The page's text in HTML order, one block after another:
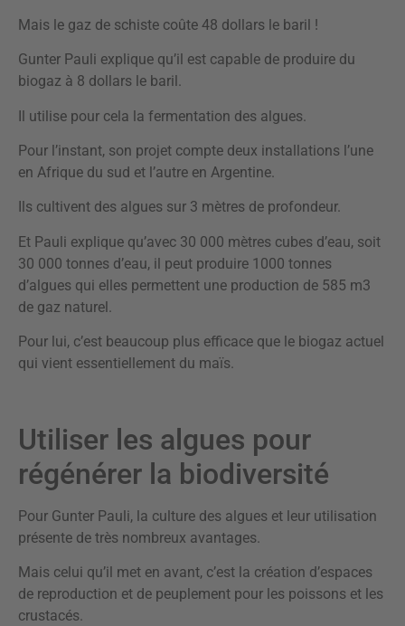
Mais le gaz de schiste coûte 48 dollars le baril !
Gunter Pauli explique qu’il est capable de produire du
biogaz à 8 dollars le baril.
Il utilise pour cela la fermentation des algues.
Pour l’instant, son projet compte deux installations l’une
en Afrique du sud et l’autre en Argentine.
Ils cultivent des algues sur 3 mètres de profondeur.
Et Pauli explique qu’avec 30 000 mètres cubes d’eau, soit
30 000 tonnes d’eau, il peut produire 1000 tonnes
d’algues qui elles permettent une production de 585 m3
de gaz naturel.
Pour lui, c’est beaucoup plus efficace que le biogaz actuel
qui vient essentiellement du maïs.
Utiliser les algues pour
régénérer la biodiversité
Pour Gunter Pauli, la culture des algues et leur utilisation
présente de très nombreux avantages.
Mais celui qu’il met en avant, c’est la création d’espaces
de reproduction et de peuplement pour les poissons et les
crustacés.